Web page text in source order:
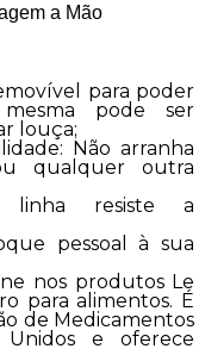
a Mão
para poder
pode ser
louça;
Não arranha
qualquer outra
linha resiste a
pessoal à sua
nos produtos Le
para alimentos. É
de Medicamentos
e oferece